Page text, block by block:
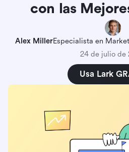
con las
Alex MillerEspecialista en
24 de julio de
Usa Lark
10 plantillas gratuitas de
gestión de proyectos de
1. Base de Lark: Gestión de
2. Lark Base: Gestión de
3. Base de Lark: tablero
4. Lark Base: Análisis de
de Control)
5. Base de Lark: